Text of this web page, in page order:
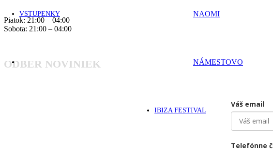
VSTUPENKY NAOMI
NÁMESTOVO
IBIZA FESTIVAL
Piatok: 21:00 – 04:00
Sobota: 21:00 – 04:00
ODBER NOVINIEK
Váš email
Telefónne